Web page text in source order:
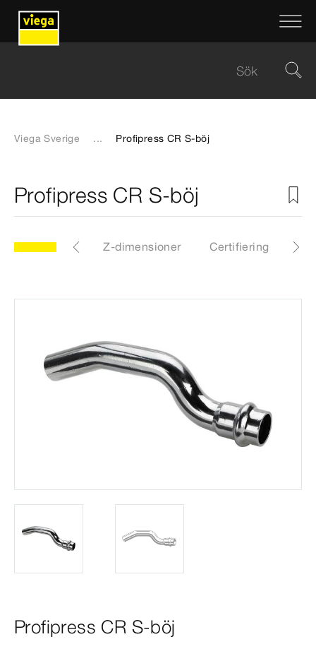
Viega Sverige ... Profipress CR S-böj
Profipress CR S-böj
Artiklar Z-dimensioner Certifiering
Profipress CR S-böj